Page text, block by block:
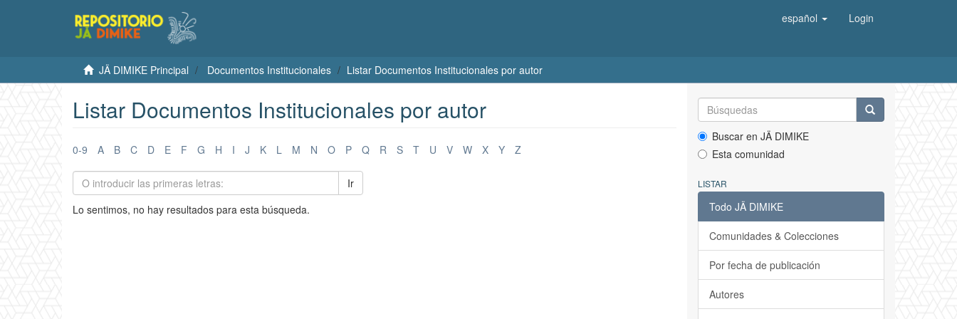
español Login
JÄ DIMIKE Principal Documentos Institucionales Listar Documentos Institucionales por autor
Listar Documentos Institucionales por autor
0-9 A B C D E F G H I J K L M N O P Q R S T U V W X Y Z
Ir
Lo sentimos, no hay resultados para esta búsqueda.
Buscar en JÄ DIMIKE
Esta comunidad
LISTAR
Todo JÄ DIMIKE
Comunidades & Colecciones
Por fecha de publicación
Autores